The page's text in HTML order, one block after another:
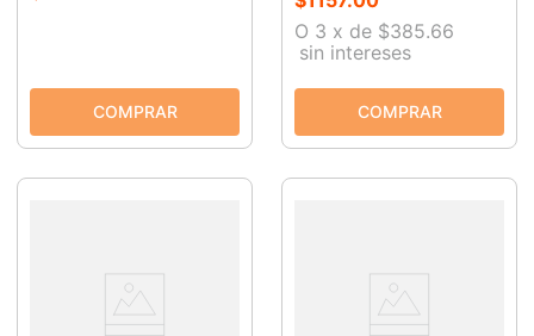
O 3 x de $385.66
sin intereses